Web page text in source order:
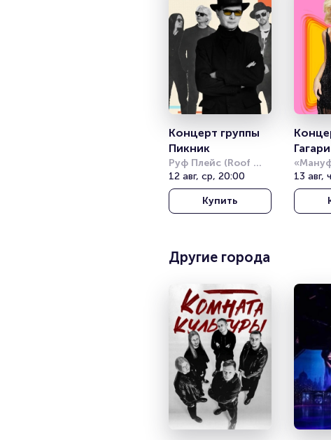
Концерт группы
Пикник
Руф Плейс (Roof
Place)
12 авг, ср, 20:00
Купить
10/12»
13 авг,
Другие города